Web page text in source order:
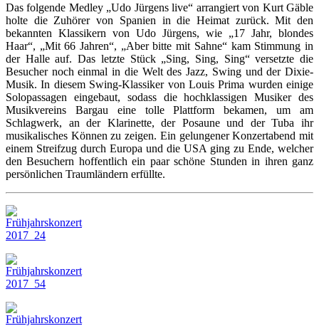
Das folgende Medley „Udo Jürgens live“ arrangiert von Kurt Gäble
holte die Zuhörer von Spanien in die Heimat zurück. Mit den
bekannten Klassikern von Udo Jürgens, wie „17 Jahr, blondes
Haar“, „Mit 66 Jahren“, „Aber bitte mit Sahne“ kam Stimmung in
der Halle auf. Das letzte Stück „Sing, Sing, Sing“ versetzte die
Besucher noch einmal in die Welt des Jazz, Swing und der Dixie-
Musik. In diesem Swing-Klassiker von Louis Prima wurden einige
Solopassagen eingebaut, sodass die hochklassigen Musiker des
Musikvereins Bargau eine tolle Plattform bekamen, um am
Schlagwerk, an der Klarinette, der Posaune und der Tuba ihr
musikalisches Können zu zeigen. Ein gelungener Konzertabend mit
einem Streifzug durch Europa und die USA ging zu Ende, welcher
den Besuchern hoffentlich ein paar schöne Stunden in ihren ganz
persönlichen Traumländern erfüllte.